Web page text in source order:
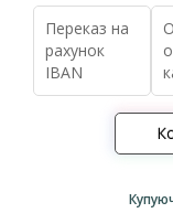
Переказ на
рахунок
IBAN